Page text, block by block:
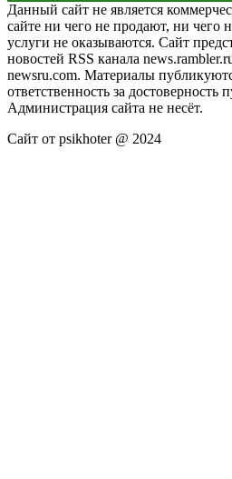
Данный сайт не является
сайте ни чего не продают, ни чего
услуги не оказываются. Сайт
новостей RSS канала
newsru.com. Материалы
ответственность за достоверность
Администрация сайта не несёт.
Сайт от psikhoter @ 2024